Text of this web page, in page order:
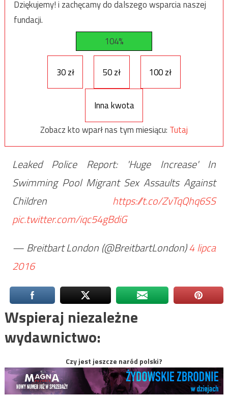
Dziękujemy! i zachęcamy do dalszego wsparcia naszej
fundacji.
104%
30 zł 50 zł 100 zł
Inna kwota
Zobacz kto wparł nas tym miesiącu: Tutaj
Leaked Police Report: 'Huge Increase' In
Swimming Pool Migrant Sex Assaults Against
Children https://t.co/ZvTqQhq6SS
pic.twitter.com/iqc54gBdiG
— Breitbart London (@BreitbartLondon)4 lipca
2016
Wspieraj niezależne
wydawnictwo:
Czy jest jeszcze naród polski?